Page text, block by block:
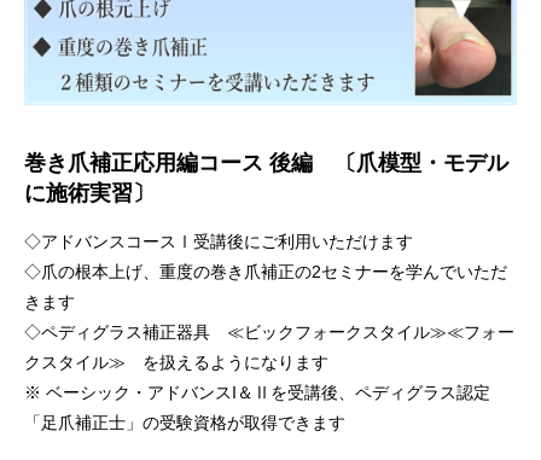
巻き爪補正応用編コース 後編 〔爪模型・モデル
に施術実習〕
◇アドバンスコースⅠ受講後にご利用いただけます
◇爪の根本上げ、重度の巻き爪補正の2セミナーを学んでいただ
きます
◇ペディグラス補正器具 ≪ビックフォークスタイル≫≪フォー
クスタイル≫ を扱えるようになります
※ ベーシック・アドバンスI＆Ⅱを受講後、ペディグラス認定
「足爪補正士」の受験資格が取得できます